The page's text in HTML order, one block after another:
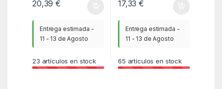
20,39€
Entrega estimada -
11 - 13 de Agosto
23 artículos en stock
17,33€
Entrega estimada -
11 - 13 de Agosto
65 artículos en stock